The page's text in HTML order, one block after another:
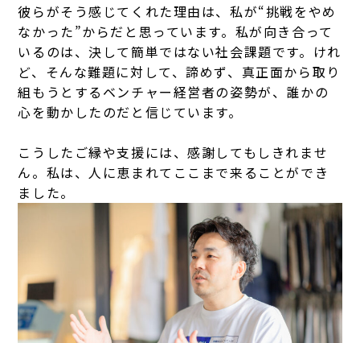
彼らがそう感じてくれた理由は、私が“挑戦をやめ
なかった”からだと思っています。私が向き合って
いるのは、決して簡単ではない社会課題です。けれ
ど、そんな難題に対して、諦めず、真正面から取り
組もうとするベンチャー経営者の姿勢が、誰かの
心を動かしたのだと信じています。
こうしたご縁や支援には、感謝してもしきれませ
ん。私は、人に恵まれてここまで来ることができ
ました。